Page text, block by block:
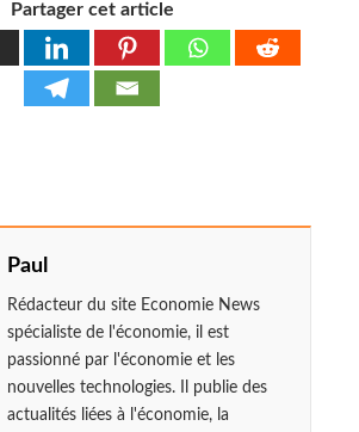
Partager cet article
Paul
Rédacteur du site Economie News
spécialiste de l'économie, il est
passionné par l'économie et les
nouvelles technologies. Il publie des
actualités liées à l'économie, la